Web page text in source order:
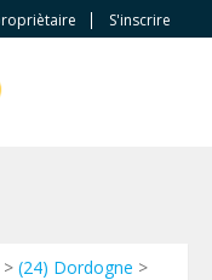
S'inscrire
> (24) Dordogne >